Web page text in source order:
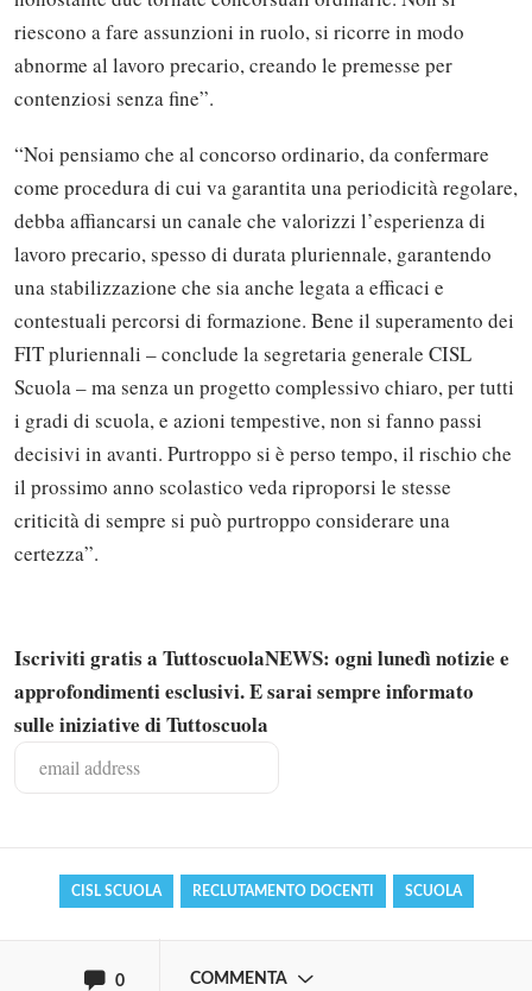
riescono a fare assunzioni in ruolo, si ricorre in modo
abnorme al lavoro precario, creando le premesse per
contenziosi senza fine”.
“Noi pensiamo che al concorso ordinario, da confermare
come procedura di cui va garantita una periodicità regolare,
debba affiancarsi un canale che valorizzi l’esperienza di
lavoro precario, spesso di durata pluriennale, garantendo
una stabilizzazione che sia anche legata a efficaci e
contestuali percorsi di formazione. Bene il superamento dei
FIT pluriennali – conclude la segretaria generale CISL
Scuola – ma senza un progetto complessivo chiaro, per tutti
i gradi di scuola, e azioni tempestive, non si fanno passi
decisivi in avanti. Purtroppo si è perso tempo, il rischio che
il prossimo anno scolastico veda riproporsi le stesse
criticità di sempre si può purtroppo considerare una
certezza”.
Iscriviti gratis a TuttoscuolaNEWS: ogni lunedì notizie e
approfondimenti esclusivi. E sarai sempre informato
sulle iniziative di Tuttoscuola
CISL SCUOLA RECLUTAMENTO DOCENTI SCUOLA
0 COMMENTA
Solo gli utenti registrati possono
commentare!